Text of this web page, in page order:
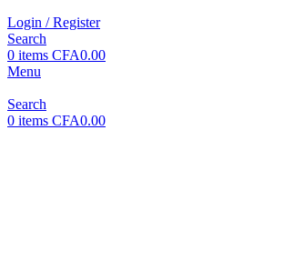
Login / Register
Search
0 items CFA0.00
Menu
Search
0 items CFA0.00